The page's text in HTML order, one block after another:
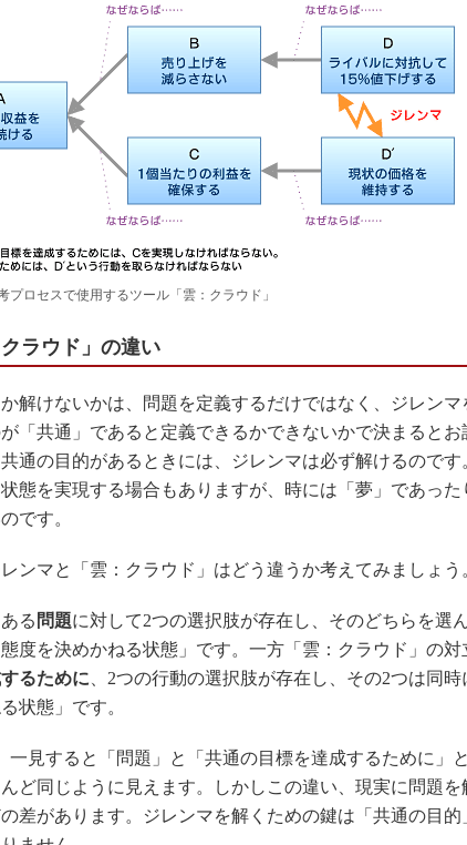
プロセスで使用するツール「雲：クラウド」
ラウド」の違い
解けないかは、問題を定義するだけではなく、ジレンマ
「共通」であると定義できるかできないかで決まるとお
通の目的があるときには、ジレンマは必ず解けるのです
態を実現する場合もありますが、時には「夢」であった
です。
ンマと「雲：クラウド」はどう違うか考えてみましょう
る 問題に対して2つの選択肢が存在し、そのどちらを選
度を決めかねる状態」です。一方「雲：クラウド」の対
るために 、2つの行動の選択肢が存在し、その2つは同時
状態」です。
見すると「問題」と「共通の目標を達成するために」
ど同じように見えます。しかしこの違い、現実に問題を
差があります。ジレンマを解くための鍵は「共通の目的